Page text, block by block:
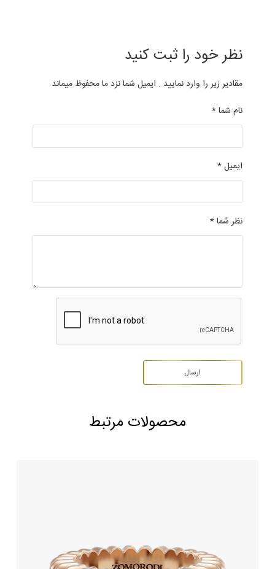
نظر خود را ثبت کنید
مقادیر زیر را وارد نمایید . ایمیل شما نزد ما محفوظ میماند
نام شما *
ایمیل *
نظر شما *
محصولات مرتبط
291,000,000 تومان